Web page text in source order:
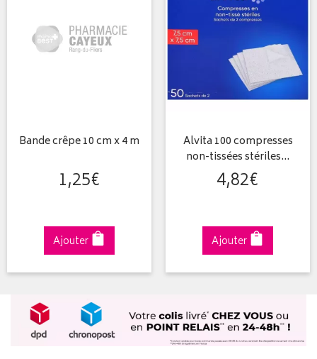
Bande crêpe 10 cm x 4 m
1,25€
Ajouter
Alvita 100 compresses
non-tissées stériles…
4,82€
Ajouter